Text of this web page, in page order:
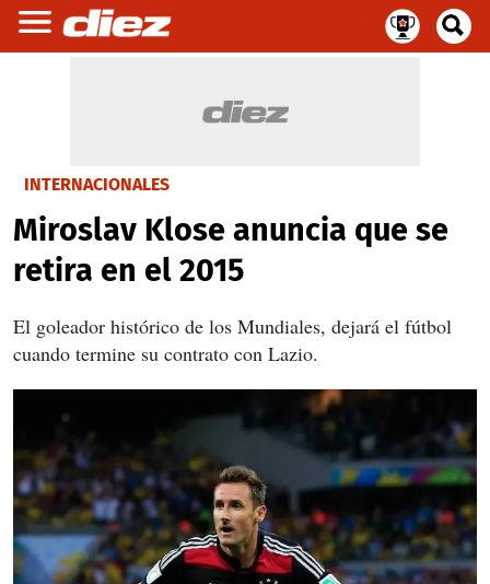
INTERNACIONALES
Miroslav Klose anuncia que se
retira en el 2015
El goleador histórico de los Mundiales, dejará el fútbol
cuando termine su contrato con Lazio.